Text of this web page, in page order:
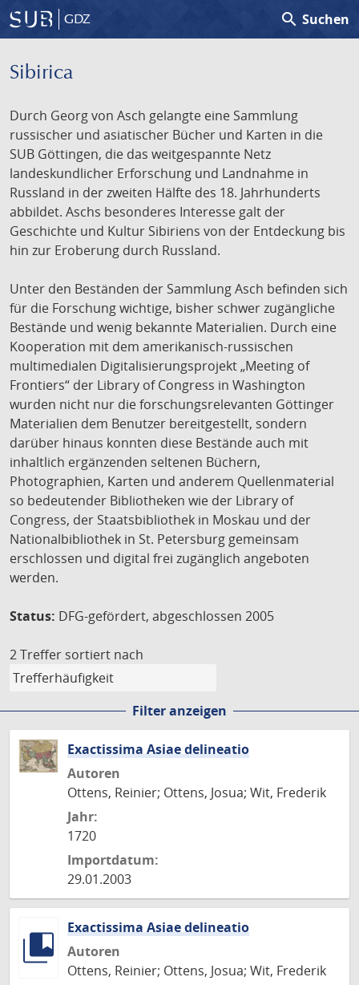
GDZ search Suchen
Sibirica
Durch Georg von Asch gelangte eine Sammlung
russischer und asiatischer Bücher und Karten in die
SUB Göttingen, die das weitgespannte Netz
landeskundlicher Erforschung und Landnahme in
Russland in der zweiten Hälfte des 18. Jahrhunderts
abbildet. Aschs besonderes Interesse galt der
Geschichte und Kultur Sibiriens von der Entdeckung bis
hin zur Eroberung durch Russland.
Unter den Beständen der Sammlung Asch befinden sich
für die Forschung wichtige, bisher schwer zugängliche
Bestände und wenig bekannte Materialien. Durch eine
Kooperation mit dem amerikanisch-russischen
multimedialen Digitalisierungsprojekt „Meeting of
Frontiers“ der Library of Congress in Washington
wurden nicht nur die forschungsrelevanten Göttinger
Materialien dem Benutzer bereitgestellt, sondern
darüber hinaus konnten diese Bestände auch mit
inhaltlich ergänzenden seltenen Büchern,
Photographien, Karten und anderem Quellenmaterial
so bedeutender Bibliotheken wie der Library of
Congress, der Staatsbibliothek in Moskau und der
Nationalbibliothek in St. Petersburg gemeinsam
erschlossen und digital frei zugänglich angeboten
werden.
Status: DFG-gefördert, abgeschlossen 2005
2 Treffer sortiert nach
Filter anzeigen
Exactissima Asiae delineatio
Autoren
Ottens, Reinier; Ottens, Josua; Wit, Frederik
Jahr:
1720
Importdatum:
29.01.2003
Exactissima Asiae delineatio
Autoren
Ottens, Reinier; Ottens, Josua; Wit, Frederik